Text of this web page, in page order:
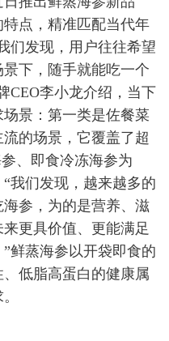
点，精准匹配当代年
们发现，用户往往希望
下，随手就能吃一个
CEO李小龙介绍，当下
景：第一类是佐餐菜
的场景，它覆盖了超
、即食冷冻海参为
我们发现，越来越多的
参，为的是营养、滋
更具价值、更能满足
鲜蒸海参以开袋即食的
低脂高蛋白的健康属